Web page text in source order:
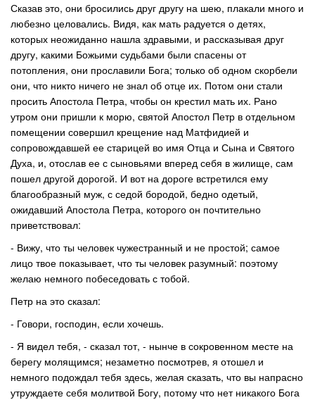
Сказав это, они бросились друг другу на шею, плакали много и
любезно целовались. Видя, как мать радуется о детях,
которых неожиданно нашла здравыми, и рассказывая друг
другу, какими Божьими судьбами были спасены от
потопления, они прославили Бога; только об одном скорбели
они, что никто ничего не знал об отце их. Потом они стали
просить Апостола Петра, чтобы он крестил мать их. Рано
утром они пришли к морю, святой Апостол Петр в отдельном
помещении совершил крещение над Матфидией и
сопровождавшей ее старицей во имя Отца и Сына и Святого
Духа, и, отослав ее с сыновьями вперед себя в жилище, сам
пошел другой дорогой. И вот на дороге встретился ему
благообразный муж, с седой бородой, бедно одетый,
ожидавший Апостола Петра, которого он почтительно
приветствовал:
- Вижу, что ты человек чужестранный и не простой; самое
лицо твое показывает, что ты человек разумный: поэтому
желаю немного побеседовать с тобой.
Петр на это сказал:
- Говори, господин, если хочешь.
- Я видел тебя, - сказал тот, - нынче в сокровенном месте на
берегу молящимся; незаметно посмотрев, я отошел и
немного подождал тебя здесь, желая сказать, что вы напрасно
утруждаете себя молитвой Богу, потому что нет никакого Бога